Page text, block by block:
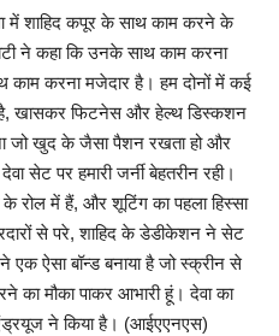
में शाहिद कपूर के साथ काम करने के
ने कहा कि उनके साथ काम करना
काम करना मजेदार है। हम दोनों में कई
है, खासकर फिटनेस और हेल्थ डिस्कशन
जो खुद के जैसा पैशन रखता हो और
सेट पर हमारी जर्नी बेहतरीन रही।
रोल में हैं, और शूटिंग का पहला हिस्सा
से परे, शाहिद के डेडीकेशन ने सेट
एक ऐसा बॉन्ड बनाया है जो स्क्रीन से
मौका पाकर आभारी हूं। देवा का
एंड्रयूज ने किया है। (आईएएनएस)